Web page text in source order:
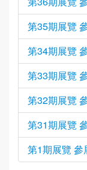
第35期展覽
第34期展覽
第33期展覽
第32期展覽
第31期展覽
第1期展覽 參